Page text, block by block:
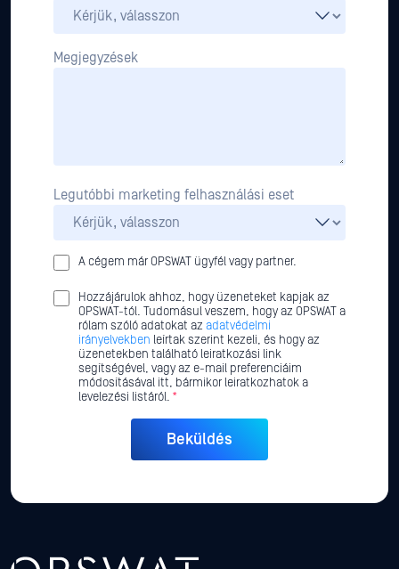
Megjegyzések
Legutóbbi marketing felhasználási eset
A cégem már OPSWAT ügyfél vagy partner.
Hozzájárulok ahhoz, hogy üzeneteket kapjak az
OPSWAT-tól. Tudomásul veszem, hogy az OPSWAT a
rólam szóló adatokat az adatvédelmi
irányelvekben leírtak szerint kezeli, és hogy az
üzenetekben található leiratkozási link
segítségével, vagy az e-mail preferenciáim
módosításával itt, bármikor leiratkozhatok a
levelezési listáról. *